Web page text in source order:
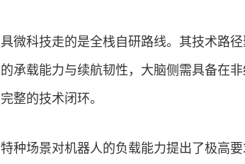
具微科技走的是全栈自研路线。其技术路
的承载能力与续航韧性，大脑侧需具备在
完整的技术闭环。
特种场景对机器人的负载能力提出了极高